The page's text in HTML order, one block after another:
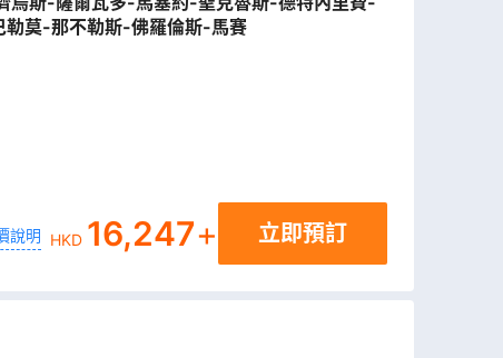
莫-那不勒斯-佛羅倫斯-馬賽
說明 HKD 16,247+ 立即預訂